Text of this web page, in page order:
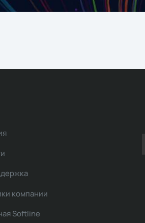
компании
Softline